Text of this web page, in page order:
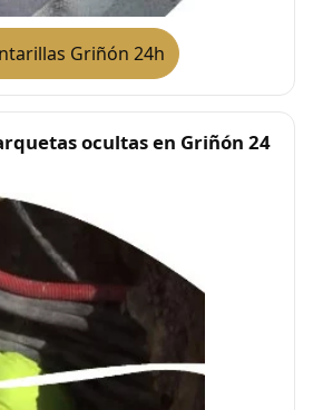
Griñón 24h
ocultas en Griñón 24